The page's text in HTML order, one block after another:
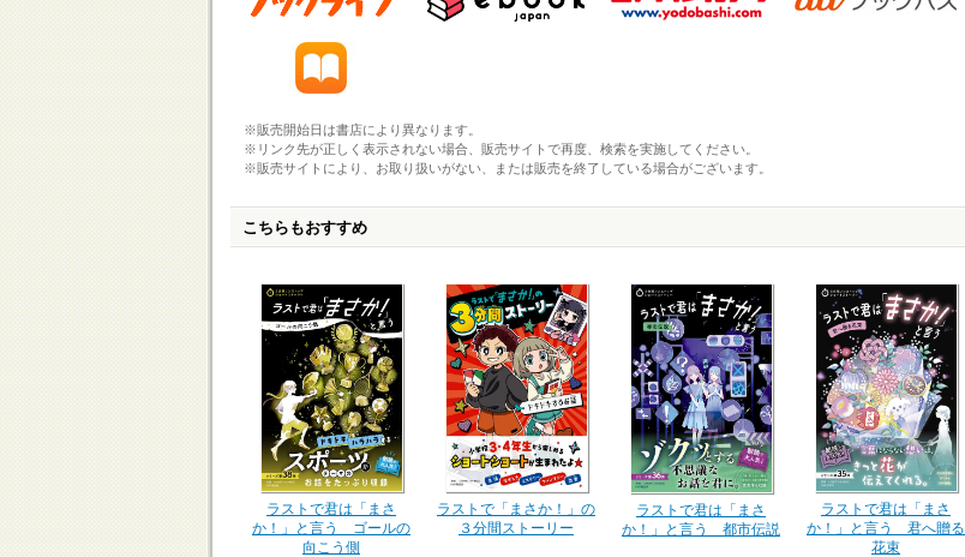
※販売開始日は書店により異なります。
※リンク先が正しく表示されない場合、販売サイトで再度、検索を実施してください。
※販売サイトにより、お取り扱いがない、または販売を終了している場合がございます。
こちらもおすすめ
ラストで君は「まさ
か！」と言う ゴールの
向こう側
ラストで「まさか！」の
３分間ストーリー
ラストで君は「まさ
か！」と言う 都市伝説
ラストで君は「まさ
か！」と言う 君へ贈る
花束